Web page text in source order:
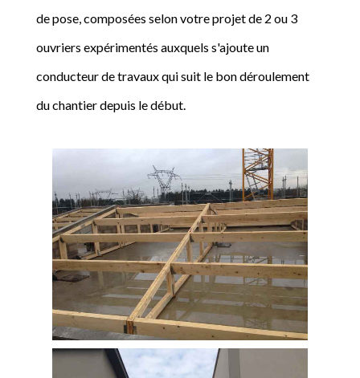
de pose, composées selon votre projet de 2 ou 3
ouvriers expérimentés auxquels s'ajoute un
conducteur de travaux qui suit le bon déroulement
du chantier depuis le début.